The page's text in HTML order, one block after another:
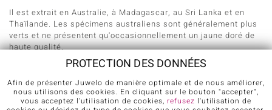
Il est extrait en Australie, à Madagascar, au Sri Lanka et en
Thaïlande. Les spécimens australiens sont généralement plus
verts et ne présentent qu'occasionnellement un jaune doré de
haute qualité.
Situé à la périphérie de Chanthaburi, dans le district thaïlandais
de Ban Kha Ja, le gisement de saphir est célèbre pour ses
magnifiques saphirs jaunes. Aujourd’hui, ces couleurs sont
nettement plus rares qu’elles ne l’étaient il y a une dizaine
PROTECTION DES DONNÉES
Afin de présenter Juwelo de manière optimale et de nous améliorer,
nous utilisons des cookies. En cliquant sur le bouton "accepter",
vous acceptez l'utilisation de cookies, refusez l'utilisation de